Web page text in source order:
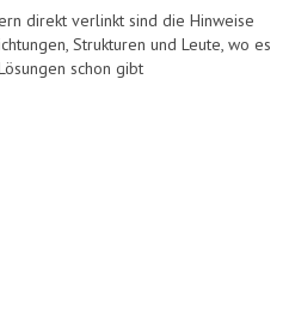
direkt verlinkt sind die Hinweise
Strukturen und Leute, wo es
schon gibt